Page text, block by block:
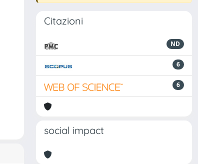
Citazioni
ND
6
6
social impact